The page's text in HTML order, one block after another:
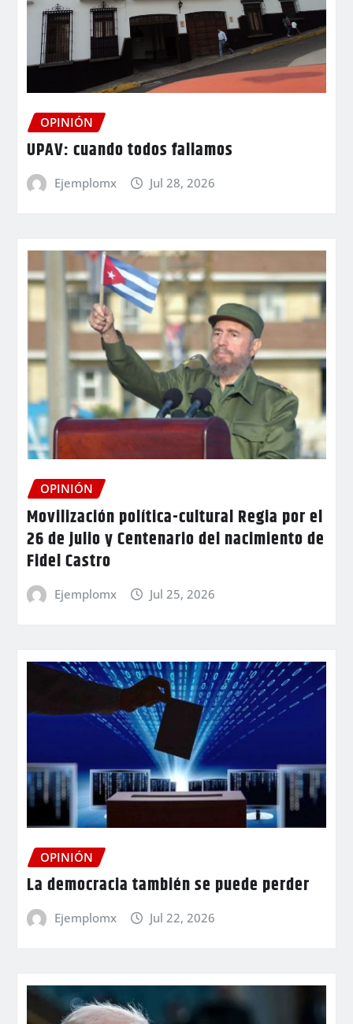
OPINIÓN
UPAV: cuando todos fallamos
Ejemplomx Jul 28, 2026
OPINIÓN
Movilización política-cultural Regia por el
26 de julio y Centenario del nacimiento de
Fidel Castro
Ejemplomx Jul 25, 2026
OPINIÓN
La democracia también se puede perder
Ejemplomx Jul 22, 2026